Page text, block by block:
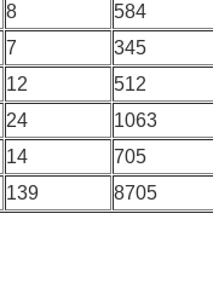
8 584
7 345
12 512
24 1063
14 705
139 8705